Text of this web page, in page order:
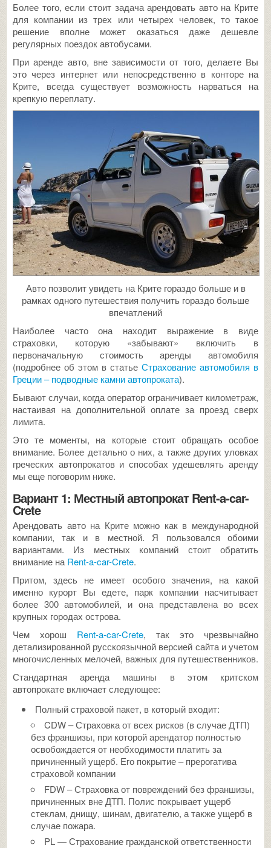
Более того, если стоит задача арендовать авто на Крите
для компании из трех или четырех человек, то такое
решение вполне может оказаться даже дешевле
регулярных поездок автобусами.
При аренде авто, вне зависимости от того, делаете Вы
это через интернет или непосредственно в конторе на
Крите, всегда существует возможность нарваться на
крепкую переплату.
Авто позволит увидеть на Крите гораздо больше и в
рамках одного путешествия получить гораздо больше
впечатлений
Наиболее часто она находит выражение в виде
страховки, которую «забывают» включить в
первоначальную стоимость аренды автомобиля
(подробнее об этом в статье Страхование автомобиля в
Греции – подводные камни автопроката).
Бывают случаи, когда оператор ограничивает километраж,
настаивая на дополнительной оплате за проезд сверх
лимита.
Это те моменты, на которые стоит обращать особое
внимание. Более детально о них, а также других уловках
греческих автопрокатов и способах удешевлять аренду
мы еще поговорим ниже.
Вариант 1: Местный автопрокат Rent-a-car-
Crete
Арендовать авто на Крите можно как в международной
компании, так и в местной. Я пользовался обоими
вариантами. Из местных компаний стоит обратить
внимание на Rent-a-car-Crete.
Притом, здесь не имеет особого значения, на какой
именно курорт Вы едете, парк компании насчитывает
более 300 автомобилей, и она представлена во всех
крупных городах острова.
Чем хорош Rent-a-car-Crete, так это чрезвычайно
детализированной русскоязычной версией сайта и учетом
многочисленных мелочей, важных для путешественников.
Стандартная аренда машины в этом критском
автопрокате включает следующее:
Полный страховой пакет, в который входит:
CDW – Страховка от всех рисков (в случае ДТП)
без франшизы, при которой арендатор полностью
освобождается от необходимости платить за
причиненный ущерб. Его покрытие – прерогатива
страховой компании
FDW – Страховка от повреждений без франшизы,
причиненных вне ДТП. Полис покрывает ущерб
стеклам, днищу, шинам, двигателю, а также ущерб в
случае пожара.
PL — Страхование гражданской ответственности